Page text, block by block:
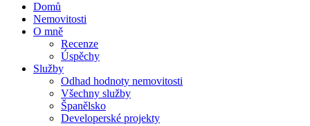
Domů
Nemovitosti
O mně
Recenze
Úspěchy
Služby
Odhad hodnoty nemovitosti
Všechny služby
Španělsko
Developerské projekty